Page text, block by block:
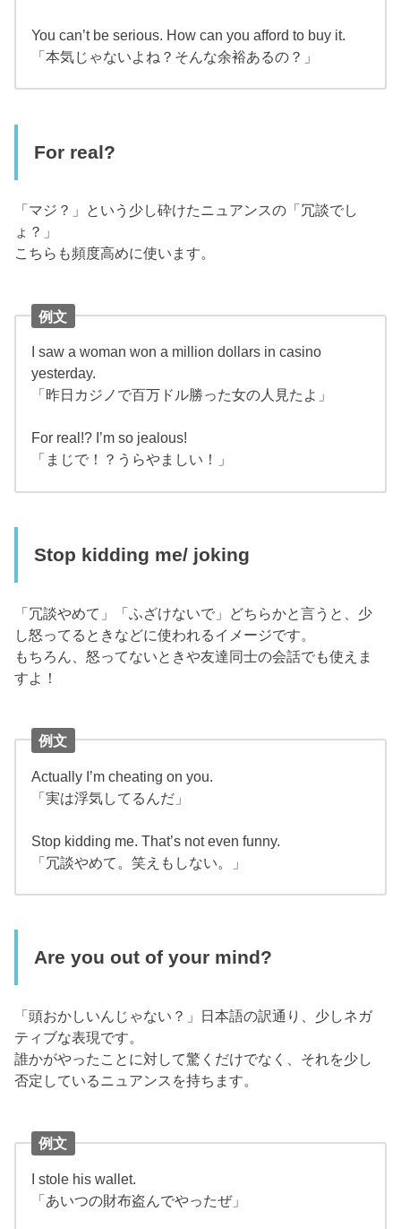
You can’t be serious. How can you afford to buy it.
「本気じゃないよね？そんな余裕あるの？」
For real?
「マジ？」という少し砕けたニュアンスの「冗談でし
ょ？」
こちらも頻度高めに使います。
例文
I saw a woman won a million dollars in casino
yesterday.
「昨日カジノで百万ドル勝った女の人見たよ」
For real!? I’m so jealous!
「まじで！？うらやましい！」
Stop kidding me/ joking
「冗談やめて」「ふざけないで」どちらかと言うと、少
し怒ってるときなどに使われるイメージです。
もちろん、怒ってないときや友達同士の会話でも使えま
すよ！
例文
Actually I’m cheating on you.
「実は浮気してるんだ」
Stop kidding me. That’s not even funny.
「冗談やめて。笑えもしない。」
Are you out of your mind?
「頭おかしいんじゃない？」日本語の訳通り、少しネガ
ティブな表現です。
誰かがやったことに対して驚くだけでなく、それを少し
否定しているニュアンスを持ちます。
例文
I stole his wallet.
「あいつの財布盗んでやったぜ」